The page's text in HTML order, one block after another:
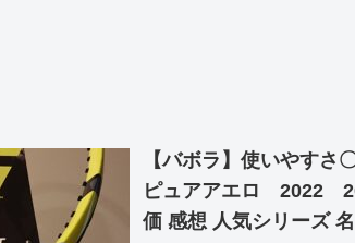
【バボラ】使いやす
ピュアアエロ 2022
価 感想 人気シリーズ